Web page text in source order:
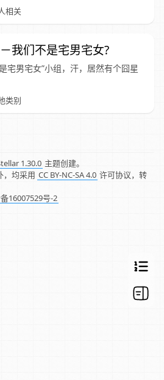
相关
我们不是宅男宅女?
宅男宅女”小组，汗，居然有个囧星
类别
1.30.0 主题创建。
，均采用 CC BY-NC-SA 4.0 许可协议，转
16007529号-2